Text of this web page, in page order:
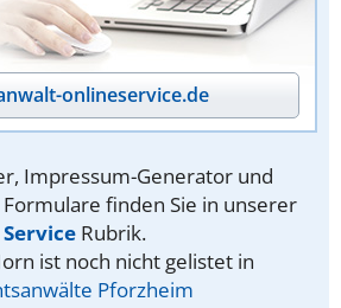
onlineservice.de
Impressum-Generator und
finden Sie in unserer
Service Rubrik.
ist noch nicht gelistet in
Pforzheim